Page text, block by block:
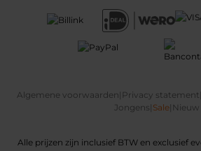
Algemene voorwaarden Privacy statement
Jongens Sale Nieuw
Alle prijzen zijn inclusief BTW en exclusief